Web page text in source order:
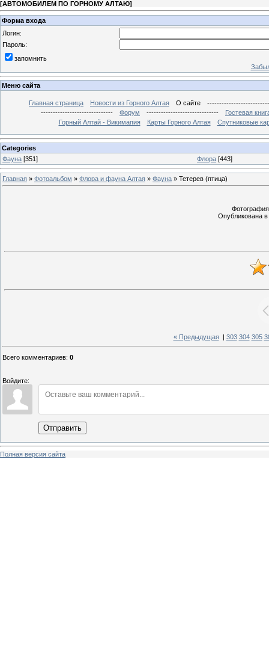
[АВТОМОБИЛЕМ ПО ГОРНОМУ АЛТАЮ]
Форма входа
Логин:
Пароль:
запомнить
Меню сайта
Главная страница Новости из Горного Алтая О сайте
------------------------------
Форум ------------------------------
Гостевая
Горный Алтай - Викимапия
Карты Горного Алтая Спутниковые
Categories
Фауна [351] Флора [443]
Главная » Фотоальбом » Флора и фауна Алтая » Фауна » Тетерев (птица)
Опубликована в
« Предыдущая| 303 304 305
Всего комментариев: 0
Войдите:
Отправить
Полная версия сайта